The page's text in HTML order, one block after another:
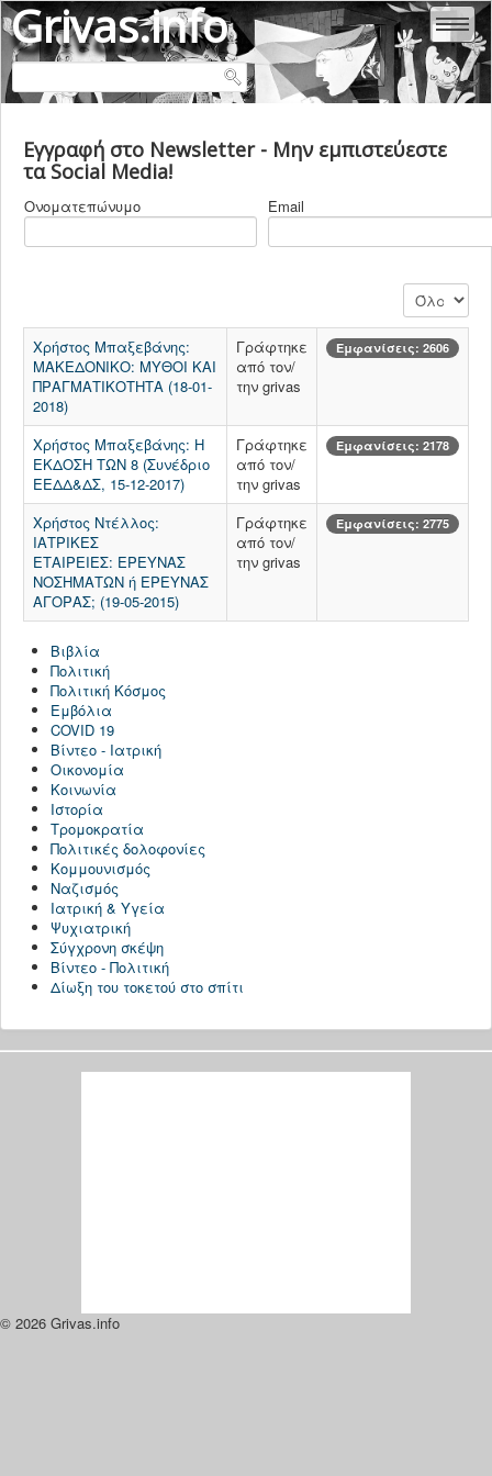
Grivas.info
ΜΑΡΊΑ - ΜΥΡΤΏ ΓΡΊΒΑ
ΒΙΟΓΡΑΦΙΚΑ
ΙΑΤΡΙΚΗ & ΥΓΕΙΑ
ΨΥΧΙΑΤΡΙΚΗ
ΠΟΛΙΤΙΚΗ ΚΟΣΜΟΣ
ΠΟΛΙΤΙΚΕΣ ΔΟΛΟΦΟΝΙΕΣ
ΠΟΛΙΤΙΚΉ - ΕΥΡΏΠΗ
ΙΣΤΟΡΙΑ
ΚΟΜΜΟΥΝΙΣΜΟΣ
ΚΟΙΝΩΝΙΚΑ ΘΕΜΑΤΑ
ΣΥΓΧΡΟΝΗ ΣΚΕΨΗ
ΠΟΛΙΤΙΚΗ - ΟΜΙΛΙΕΣ
ΠΌΛΕΜΟΣ ΟΥΚΡΑΝΊΑ
Εγγραφή στο Newsletter - Μην εμπιστεύεστε
τα Social Media!
Ονοματεπώνυμο Email
Εμφάνιση #
Χρήστος Μπαξεβάνης:
ΜΑΚΕΔΟΝΙΚΟ: ΜΥΘΟΙ ΚΑΙ
ΠΡΑΓΜΑΤΙΚΟΤΗΤΑ (18-01-
2018)
Γράφτηκε
από τον/
την grivas
Εμφανίσεις: 2606
Χρήστος Μπαξεβάνης: Η
ΕΚΔΟΣΗ ΤΩΝ 8 (Συνέδριο
ΕΕΔΔ&ΔΣ, 15-12-2017)
Γράφτηκε
από τον/
την grivas
Εμφανίσεις: 2178
Χρήστος Ντέλλος:
ΙΑΤΡΙΚΕΣ
ΕΤΑΙΡΕΙΕΣ: ΕΡΕΥΝΑΣ
ΝΟΣΗΜΑΤΩΝ ή ΕΡΕΥΝΑΣ
ΑΓΟΡΑΣ; (19-05-2015)
Γράφτηκε
από τον/
την grivas
Εμφανίσεις: 2775
Βιβλία
Πολιτική
Πολιτική Κόσμος
Εμβόλια
COVID 19
Βίντεο - Ιατρική
Οικονομία
Κοινωνία
Ιστορία
Τρομοκρατία
Πολιτικές δολοφονίες
Κομμουνισμός
Ναζισμός
Ιατρική & Υγεία
Ψυχιατρική
Σύγχρονη σκέψη
Βίντεο - Πολιτική
Δίωξη του τοκετού στο σπίτι
© 2026 Grivas.info